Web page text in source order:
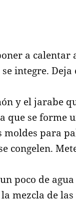
a calentar
integre.
y el jarabe
que se forme
para
congelen.
poco de
mezcla de las